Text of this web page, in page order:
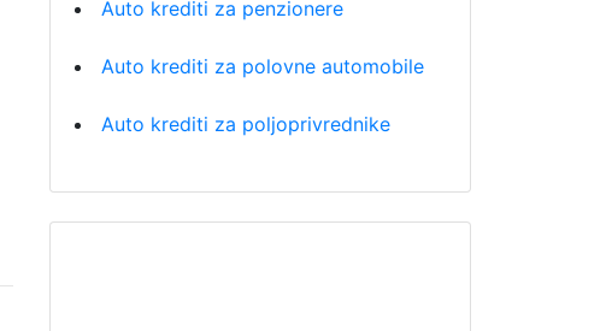
Auto krediti za penzionere
Auto krediti za polovne automobile
Auto krediti za poljoprivrednike